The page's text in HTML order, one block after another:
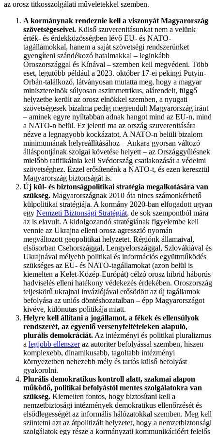
az orosz titkosszolgálati műveletekkel szemben.
A kormánynak rendeznie kell a viszonyát Magyarország
szövetségeseivel. Külső szuverenitásunkat nem a velünk
érték- és érdekközösségben lévő EU- és NATO-
tagállamokkal, hanem a saját szövetségi rendszerünket
gyengíteni szándékozó hatalmakkal – leginkább
Oroszországgal és Kínával – szemben kell megvédeni. Több
eset, legutóbb például a 2023. október 17-ei pekingi Putyin-
Orbán-találkozó, látványosan mutatta meg, hogy a magyar
miniszterelnök súlyosan aszimmetrikus, alárendelt, függő
helyzetbe került az orosz elnökkel szemben, a nyugati
szövetségesek bizalma pedig megrendült Magyarország iránt
– aminek egyre nyíltabban adnak hangot mind az EU-n, mind
a NATO-n belül. Ez jelenti ma az ország szuverenitására
nézve a legnagyobb kockázatot. A NATO-n belüli bizalom
minimumának helyreállításához – Ankara gyorsan változó
álláspontjának szolgai követése helyett – az Országgyűlésnek
mielőbb ratifikálnia kell Svédország csatlakozását a védelmi
szövetséghez. Ezzel erősítenénk a NATO-t, és ezen keresztül
Magyarország biztonságát is.
Új kül- és biztonságpolitikai stratégia megalkotására van
szükség. Magyarországnak 2010 óta nincs számonkérhető
külpolitikai stratégiája. A kormány 2020-ban elfogadott ugyan
egy Nemzeti Biztonsági Stratégiát, de sok szempontból mára
az is elavult. A kidolgozandó stratégiának figyelembe kell
vennie az Ukrajna elleni orosz agresszió nyomán
megváltozott geopolitikai helyzetet. Régiónk államaival,
elsősorban Csehországgal, Lengyelországgal, Szlovákiával és
Ukrajnával mélyebb politikai és információs együttműködés
szükséges az EU- és NATO-tagállamokat (azon belül is
kiemelten a Kelet-Közép-Európát) célzó orosz hibrid háborús
hadviselés elleni hatékony védekezés érdekében. Oroszország
teljeskörű ukrajnai inváziójával erősödött az új tagállamok
befolyása az uniós döntéshozatalban – épp Magyarországot
kivéve, különutas politikája miatt.
Helyre kell állítani a jogállamot, a fékek és ellensúlyok
rendszerét, az egyenlő versenyfeltételeken alapuló,
plurális demokráciát. Az intézményi és politikai pluralizmus
a legjobb ellenszeraz autoriter befolyással szemben, hiszen
komplexebb, dinamikusabb, tagoltabb intézményi
környezetben nehezebb mély és tartós külső befolyást
gyakorolni.
Plurális demokratikus kontroll alatt, szakmai alapon
működő, politikai befolyástól mentes szolgálatokra van
szükség. Kiemelten fontos, hogy biztosítani kell a
nemzetbiztosági intézmények demokratikus ellenőrzését és
elsődlegességét az informális hálózatokkal szemben. Meg kell
szüntetni azt az átpolitizált helyzetet, hogy a nemzetbiztonsági
szolgálatok egy része a kormányzati kommunikációért felelős